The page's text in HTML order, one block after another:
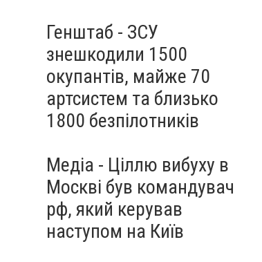
Генштаб - ЗСУ
знешкодили 1500
окупантів, майже 70
артсистем та близько
1800 безпілотників
Медіа - Ціллю вибуху в
Москві був командувач
рф, який керував
наступом на Київ